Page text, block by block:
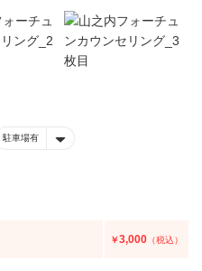
駐車場有
￥3,000 （税込）